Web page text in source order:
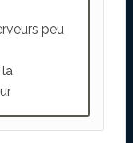
peu
la